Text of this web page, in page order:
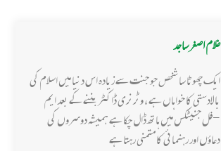
غلام اصغر ساجد
ایک چھوٹا سا شخص جو جنت سے زیادہ اس دنیا میں اسلام کی
بالادستی کا خواہاں ہے ، وٹرنری ڈاکٹر بننے کے بعد ایم
-فل جنیٹکس میں ہاتھ ڈال چکا ہے ہمیشہ دوسروں کی
دعاؤں اور رہنمائی کا متمنی رہتا ہے